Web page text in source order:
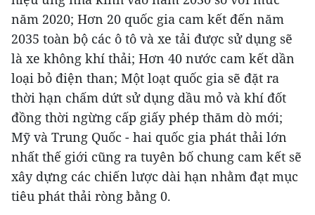
năm 2020; Hơn 20 quốc gia cam kết đến năm
2035 toàn bộ các ô tô và xe tải được sử dụng sẽ
là xe không khí thải; Hơn 40 nước cam kết dần
loại bỏ điện than; Một loạt quốc gia sẽ đặt ra
thời hạn chấm dứt sử dụng dầu mỏ và khí đốt
đồng thời ngừng cấp giấy phép thăm dò mới;
Mỹ và Trung Quốc - hai quốc gia phát thải lớn
nhất thế giới cũng ra tuyên bố chung cam kết sẽ
xây dựng các chiến lược dài hạn nhằm đạt mục
tiêu phát thải ròng bằng 0.